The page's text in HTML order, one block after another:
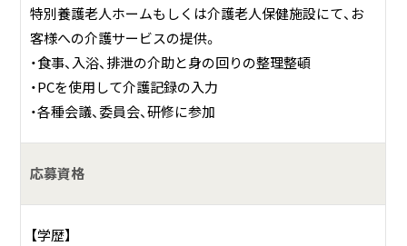
特別養護老人ホームもしくは介護老人保健施設にて、お
客様への介護サービスの提供。
・食事、入浴、排泄の介助と身の回りの整理整頓
・PCを使用して介護記録の入力
・各種会議、委員会、研修に参加
応募資格
【学歴】